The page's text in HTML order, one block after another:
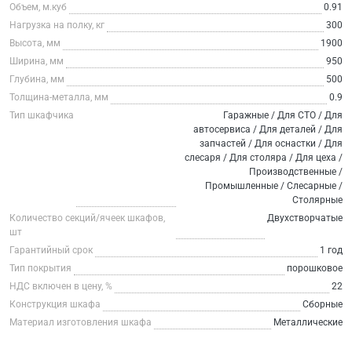
Объем, м.куб
0.91
Нагрузка на полку, кг
300
Высота, мм
1900
Ширина, мм
950
Глубина, мм
500
Толщина-металла, мм
0.9
Тип шкафчика
Гаражные / Для СТО / Для
автосервиса / Для деталей / Для
запчастей / Для оснастки / Для
слесаря / Для столяра / Для цеха /
Производственные /
Промышленные / Слесарные /
Столярные
Количество секций/ячеек шкафов,
шт
Двухстворчатые
Гарантийный срок
1 год
Тип покрытия
порошковое
НДС включен в цену, %
22
Конструкция шкафа
Сборные
Материал изготовления шкафа
Металлические